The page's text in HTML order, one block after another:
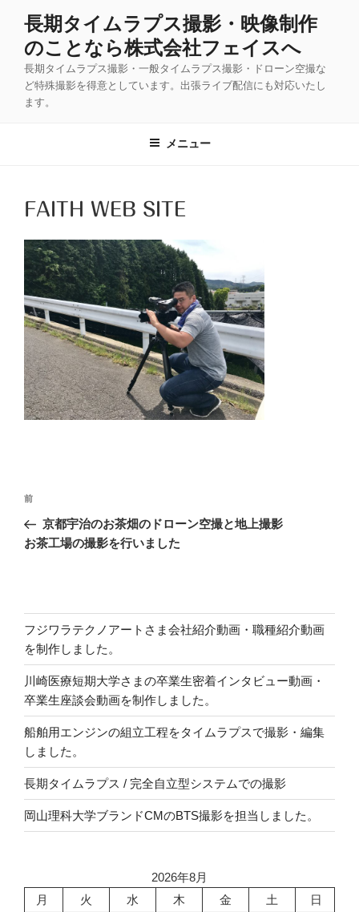
長期タイムラプス撮影・映像制作
のことなら株式会社フェイスへ
長期タイムラプス撮影・一般タイムラプス撮影・ドローン空撮な
ど特殊撮影を得意としています。出張ライブ配信にも対応いたし
ます。
メニュー
FAITH WEB SITE
投
ナ
シ
ョ
ン
前
の
投
前
京都宇治のお茶畑のドローン空撮と地上撮影
お茶工場の撮影を行いました
フジワラテクノアートさま会社紹介動画・職種紹介動画
を制作しました。
川崎医療短期大学さまの卒業生密着インタビュー動画・
卒業生座談会動画を制作しました。
船舶用エンジンの組立工程をタイムラプスで撮影・編集
しました。
長期タイムラプス / 完全自立型システムでの撮影
岡山理科大学ブランドCMのBTS撮影を担当しました。
2026年8月
月
火 水 木 金 土
日